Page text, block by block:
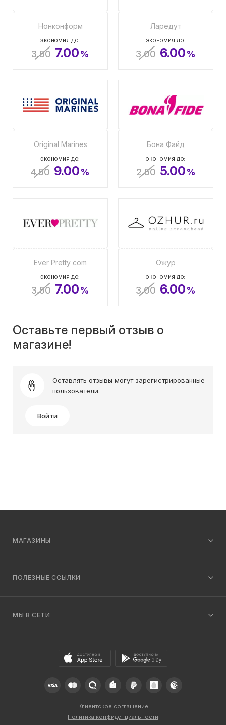
Нонконформ
ЭКОНОМИЯ ДО:
3.50 7.00%
Ларедут
ЭКОНОМИЯ ДО:
3.00 6.00%
Original Marines
ЭКОНОМИЯ ДО:
4.50 9.00%
Бона Файд
ЭКОНОМИЯ ДО:
2.50 5.00%
Ever Pretty com
ЭКОНОМИЯ ДО:
3.50 7.00%
Ожур
ЭКОНОМИЯ ДО:
3.00 6.00%
Оставьте первый отзыв о
магазине!
Оставлять отзывы могут зарегистрированные
пользователи.
Войти
МАГАЗИНЫ
ПОЛЕЗНЫЕ ССЫЛКИ
МЫ В СЕТИ
Клиентское соглашение
Политика конфиденциальности